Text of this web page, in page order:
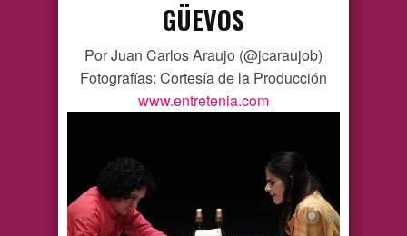
GÜEVOS
Por Juan Carlos Araujo (@jcaraujob)
Fotografías: Cortesía de la Producción
www.entretenia.com